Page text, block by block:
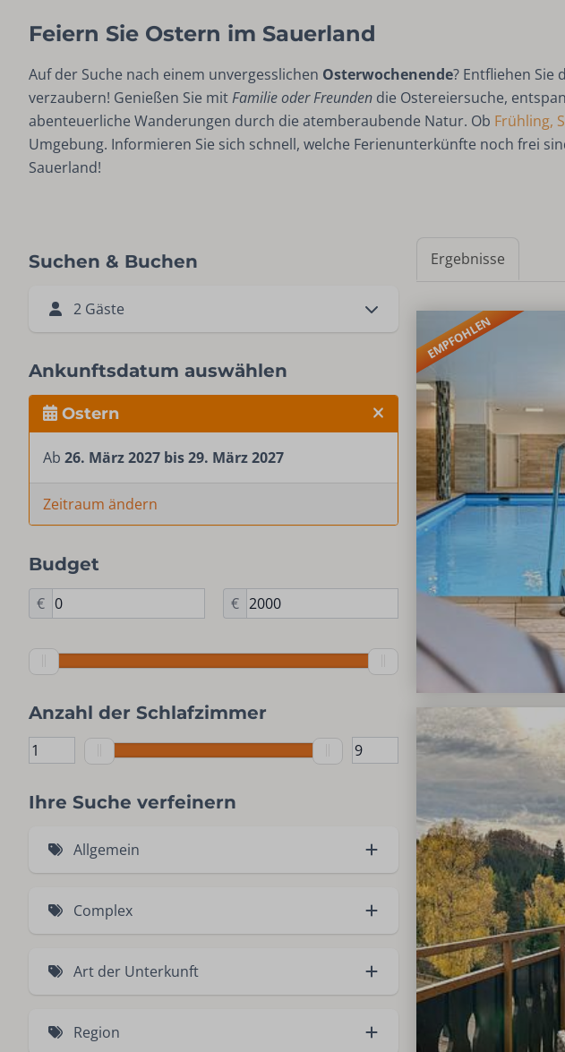
Feiern Sie Ostern im Sauerland
Auf der Suche nach einem unvergesslichen Osterwochenende? Entfliehen Sie
verzaubern! Genießen Sie mitFamilie oder Freunden die Ostereiersuche,
abenteuerliche Wanderungen durch die atemberaubende Natur. Ob Frühling,
Umgebung. Informieren Sie sich schnell, welche Ferienunterkünfte noch frei
Sauerland!
Suchen & Buchen
2 Gäste
Ankunftsdatum auswählen
Ostern
Ab26. März 2027 bis 29. März 2027
Zeitraum ändern
Budget
€ €
Anzahl der Schlafzimmer
Ihre Suche verfeinern
Allgemein
Kinderfreundlich (43)
Haustiere nicht willkommen (32)
Complex
Kristall Apartments (6)
Art der Unterkunft
Region
Ergebnisse
EMPFOHLEN